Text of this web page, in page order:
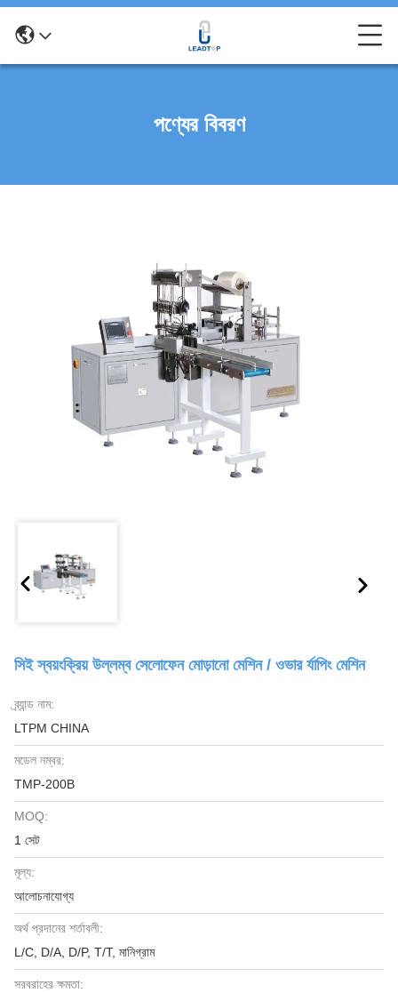
পণ্যের বিবরণ
সিই স্বয়ংক্রিয় উল্লম্ব সেলোফেন মোড়ানো মেশিন / ওভার র্যাপিং মেশিন
ব্র্যান্ড নাম:
LTPM CHINA
মডেল নম্বর:
TMP-200B
MOQ:
1 সেট
মূল্য:
আলোচনাযোগ্য
অর্থ প্রদানের শর্তাবলী:
L/C, D/A, D/P, T/T, মানিগ্রাম
সরবরাহের ক্ষমতা: